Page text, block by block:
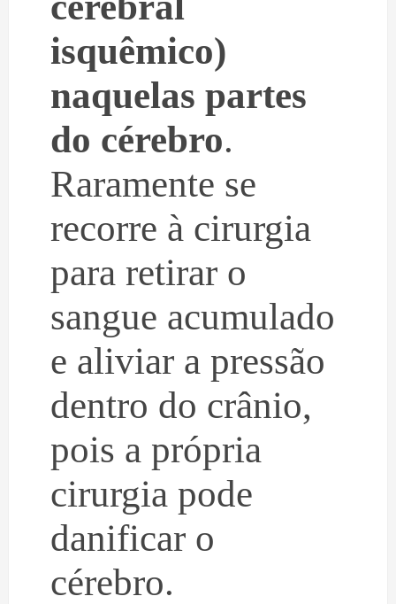
isquêmico)
naquelas partes
do cérebro.
Raramente se
recorre à cirurgia
para retirar o
sangue acumulado
e aliviar a pressão
dentro do crânio,
pois a própria
cirurgia pode
danificar o
cérebro.